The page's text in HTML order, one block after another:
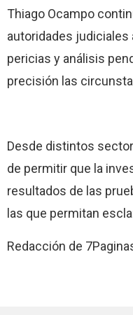
Thiago Ocampo
autoridades judiciales
pericias y análisis
precisión las
Desde distintos
de permitir que la
resultados de las
las que permitan
Redacción de